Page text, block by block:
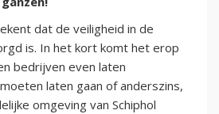
dat de veiligheid in de
is. In het kort komt het erop
bedrijven even laten
laten gaan of anderszins,
omgeving van Schiphol